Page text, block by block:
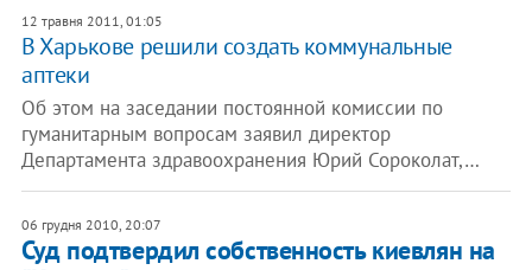
12 травня 2011, 01:05
В Харькове решили создать коммунальные
аптеки
Об этом на заседании постоянной комиссии по
гуманитарным вопросам заявил директор
Департамента здравоохранения Юрий Сороколат,…
06 грудня 2010, 20:07
​Суд подтвердил собственность киевлян на